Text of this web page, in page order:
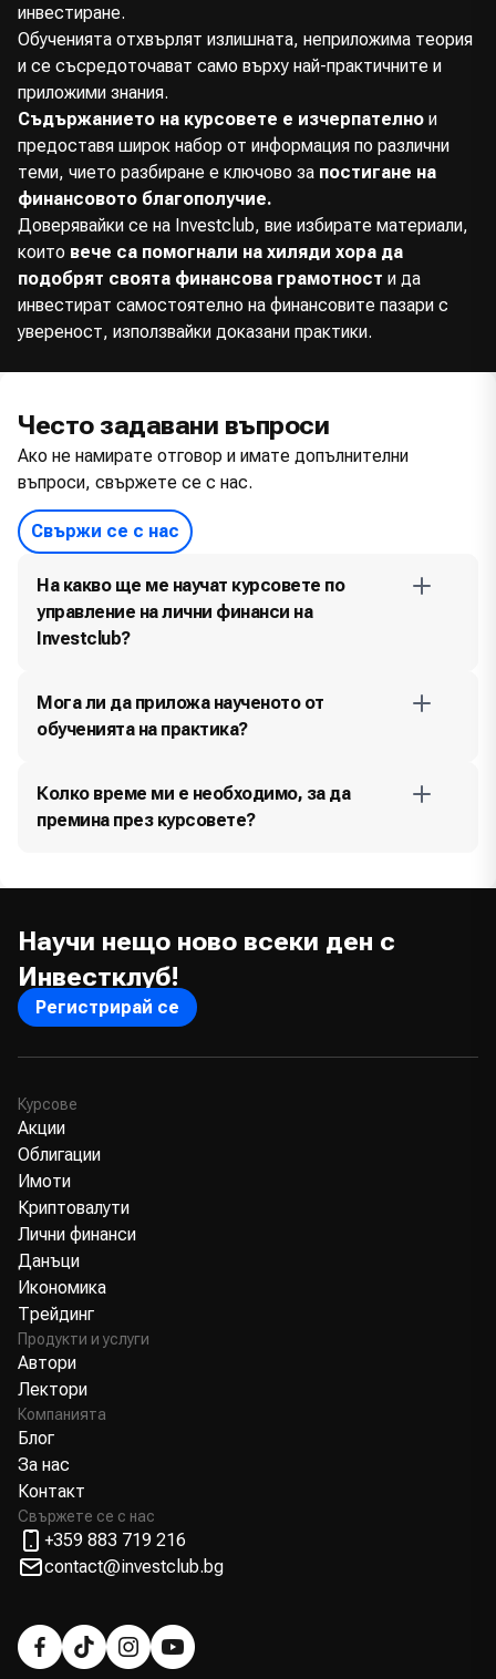
инвестиране.
Обученията отхвърлят излишната, неприложима теория
и се съсредоточават само върху най-практичните и
приложими знания.
Съдържанието на курсовете е изчерпателно и
предоставя широк набор от информация по различни
теми, чието разбиране е ключово за постигане на
финансовото благополучие.
Доверявайки се на Investclub, вие избирате материали,
които вече са помогнали на хиляди хора да
подобрят своята финансова грамотност и да
инвестират самостоятелно на финансовите пазари с
увереност, използвайки доказани практики.
Често задавани въпроси
Ако не намирате отговор и имате допълнителни
въпроси, свържете се с нас.
Свържи се с нас
На какво ще ме научат курсовете по
управление на лични финанси на
Investclub?
Мога ли да приложа наученото от
обученията на практика?
Колко време ми е необходимо, за да
премина през курсовете?
Научи нещо ново всеки ден с
Инвестклуб!
Регистрирай се
Курсове
Акции
Облигации
Имоти
Криптовалути
Лични финанси
Данъци
Икономика
Трейдинг
Продукти и услуги
Автори
Лектори
Компанията
Блог
За нас
Контакт
Свържете се с нас
+359 883 719 216
contact@investclub.bg